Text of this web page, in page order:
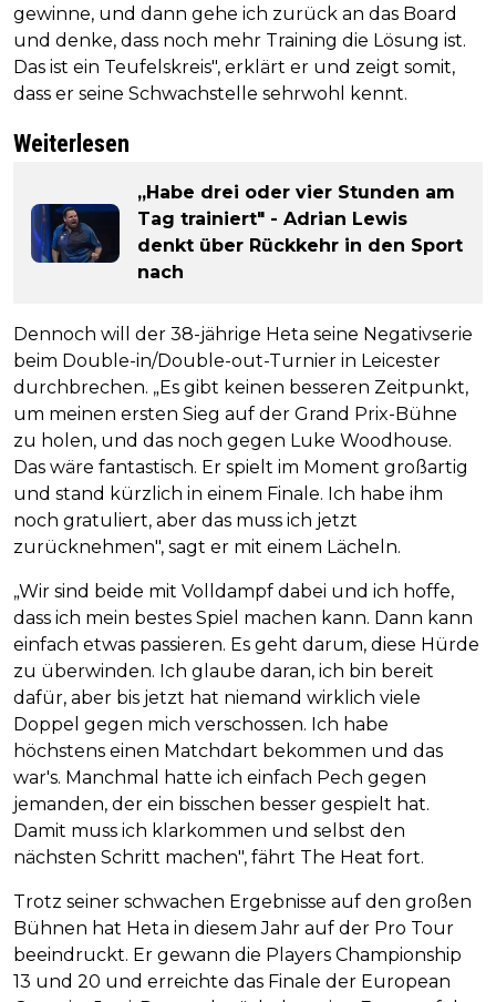
gewinne, und dann gehe ich zurück an das Board
und denke, dass noch mehr Training die Lösung ist.
Das ist ein Teufelskreis", erklärt er und zeigt somit,
dass er seine Schwachstelle sehrwohl kennt.
Weiterlesen
„Habe drei oder vier Stunden am
Tag trainiert" - Adrian Lewis
denkt über Rückkehr in den Sport
nach
Dennoch will der 38-jährige Heta seine Negativserie
beim Double-in/Double-out-Turnier in Leicester
durchbrechen. „Es gibt keinen besseren Zeitpunkt,
um meinen ersten Sieg auf der Grand Prix-Bühne
zu holen, und das noch gegen Luke Woodhouse.
Das wäre fantastisch. Er spielt im Moment großartig
und stand kürzlich in einem Finale. Ich habe ihm
noch gratuliert, aber das muss ich jetzt
zurücknehmen", sagt er mit einem Lächeln.
„Wir sind beide mit Volldampf dabei und ich hoffe,
dass ich mein bestes Spiel machen kann. Dann kann
einfach etwas passieren. Es geht darum, diese Hürde
zu überwinden. Ich glaube daran, ich bin bereit
dafür, aber bis jetzt hat niemand wirklich viele
Doppel gegen mich verschossen. Ich habe
höchstens einen Matchdart bekommen und das
war's. Manchmal hatte ich einfach Pech gegen
jemanden, der ein bisschen besser gespielt hat.
Damit muss ich klarkommen und selbst den
nächsten Schritt machen", fährt The Heat fort.
Trotz seiner schwachen Ergebnisse auf den großen
Bühnen hat Heta in diesem Jahr auf der Pro Tour
beeindruckt. Er gewann die Players Championship
13 und 20 und erreichte das Finale der European